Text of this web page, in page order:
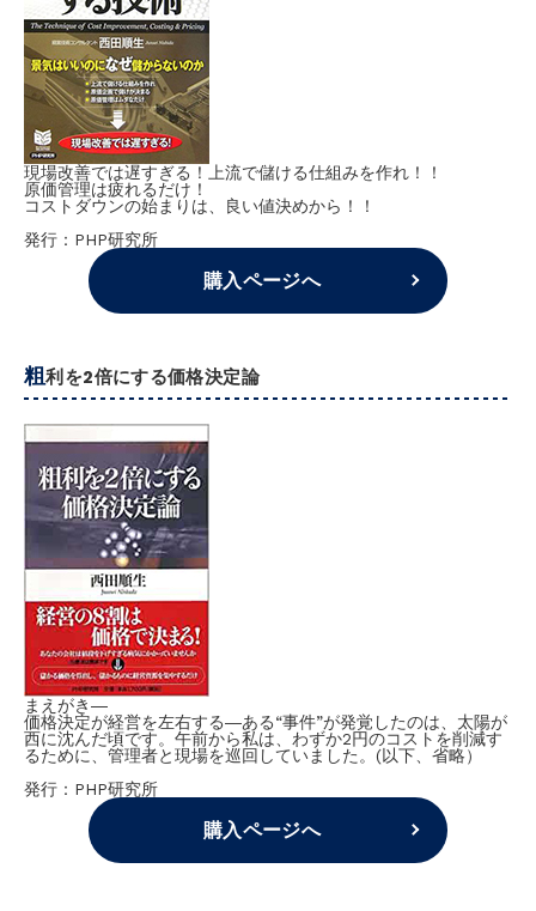
現場改善では遅すぎる！上流で儲ける仕組みを作れ！！
原価管理は疲れるだけ！
コストダウンの始まりは、良い値決めから！！
発行：PHP研究所
購入ページへ
粗利を2倍にする価格決定論
まえがき―
価格決定が経営を左右する―ある“事件”が発覚したのは、太陽が
西に沈んだ頃です。午前から私は、わずか2円のコストを削減す
るために、管理者と現場を巡回していました。(以下、省略）
発行：PHP研究所
購入ページへ